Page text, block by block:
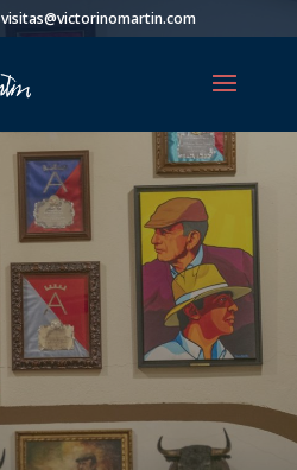
visitas@victorinomartin.com